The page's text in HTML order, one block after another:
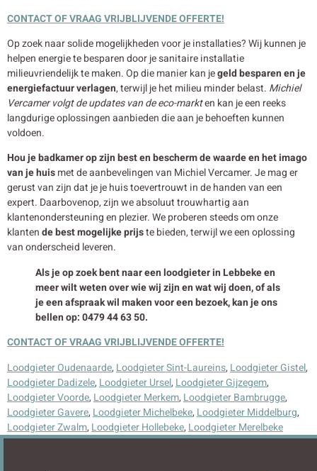
CONTACT OF VRAAG VRIJBLIJVENDE OFFERTE!
Op zoek naar solide mogelijkheden voor je installaties? Wij kunnen je
helpen energie te besparen door je sanitaire installatie
milieuvriendelijk te maken. Op die manier kan jegeld besparen en je
energiefactuur verlagen, terwijl je het milieu minder belast. Michiel
Vercamer volgt de updates van de eco-markten kan je een reeks
langdurige oplossingen aanbieden die aan je behoeften kunnen
voldoen.
Hou je badkamer op zijn best en bescherm de waarde en het imago
van je huismet de aanbevelingen van Michiel Vercamer. Je mag er
gerust van zijn dat je je huis toevertrouwt in de handen van een
expert. Daarbovenop, zijn we absoluut trouwhartig aan
klantenondersteuning en plezier. We proberen steeds om onze
klantende best mogelijke prijste bieden, terwijl we een oplossing
van onderscheid leveren.
Als je op zoek bent naar een loodgieter in Lebbeke en
meer wilt weten over wie wij zijn en wat wij doen, of als
je een afspraak wil maken voor een bezoek, kan je ons
bellen op: 0479 44 63 50.
CONTACT OF VRAAG VRIJBLIJVENDE OFFERTE!
Loodgieter Oudenaarde, Loodgieter Sint-Laureins, Loodgieter Gistel,
Loodgieter Dadizele, Loodgieter Ursel, Loodgieter Gijzegem,
Loodgieter Voorde, Loodgieter Merkem, Loodgieter Bambrugge,
Loodgieter Gavere, Loodgieter Michelbeke, Loodgieter Middelburg,
Loodgieter Zwalm, Loodgieter Hollebeke, Loodgieter Merelbeke